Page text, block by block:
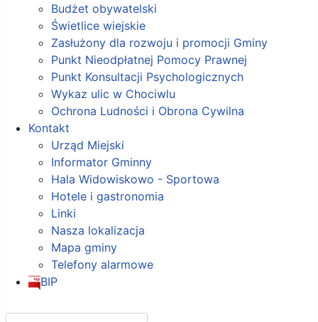
Budżet obywatelski
Świetlice wiejskie
Zasłużony dla rozwoju i promocji Gminy
Punkt Nieodpłatnej Pomocy Prawnej
Punkt Konsultacji Psychologicznych
Wykaz ulic w Chociwlu
Ochrona Ludności i Obrona Cywilna
Kontakt
Urząd Miejski
Informator Gminny
Hala Widowiskowo - Sportowa
Hotele i gastronomia
Linki
Nasza lokalizacja
Mapa gminy
Telefony alarmowe
BIP